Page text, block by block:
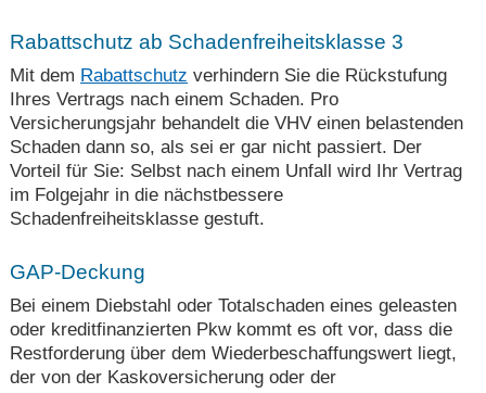
Rabattschutz ab Schadenfreiheitsklasse 3
Mit dem Rabattschutz verhindern Sie die Rückstufung
Ihres Vertrags nach einem Schaden. Pro
Versicherungsjahr behandelt die VHV einen belastenden
Schaden dann so, als sei er gar nicht passiert. Der
Vorteil für Sie: Selbst nach einem Unfall wird Ihr Vertrag
im Folgejahr in die nächstbessere
Schadenfreiheitsklasse gestuft.
GAP-Deckung
Bei einem Diebstahl oder Totalschaden eines geleasten
oder kreditfinanzierten Pkw kommt es oft vor, dass die
Restforderung über dem Wiederbeschaffungswert liegt,
der von der Kaskoversicherung oder der